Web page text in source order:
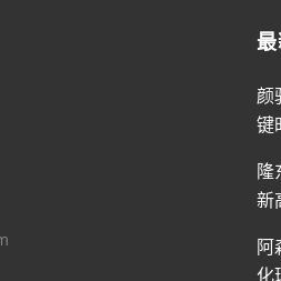
颜
键
隆
新
阿
化